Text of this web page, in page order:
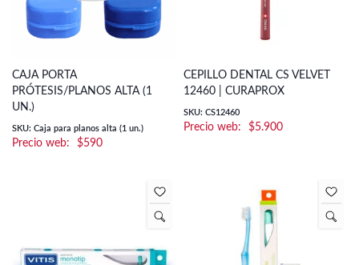
CAJA PORTA
PRÓTESIS/PLANOS ALTA (1
UN.)
SKU: Caja para planos alta (1 un.)
$590
CEPILLO DENTAL CS VELVET
12460 | CURAPROX
SKU: CS12460
$5.900